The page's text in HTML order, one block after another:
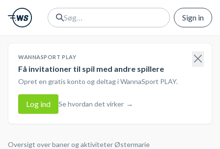
Sign in
WANNASPORT PLAY
Få invitationer til spil med andre spillere
Opret en gratis konto og deltag i WannaSport PLAY.
Log ind Se hvordan det virker →
Oversigt over baner og aktiviteterØstermarie